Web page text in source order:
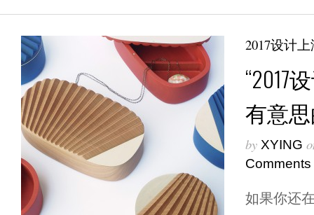
2017设计
“2017
有意
by XYING
Comments
如果你还